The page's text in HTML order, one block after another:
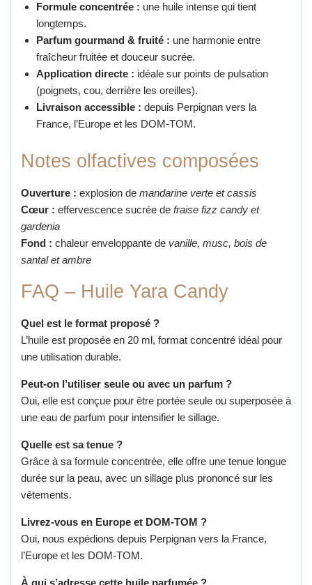
Formule concentrée : une huile intense qui tient
longtemps.
Parfum gourmand & fruité : une harmonie entre
fraîcheur fruitée et douceur sucrée.
Application directe : idéale sur points de pulsation
(poignets, cou, derrière les oreilles).
Livraison accessible : depuis Perpignan vers la
France, l’Europe et les DOM-TOM.
Notes olfactives composées
Ouverture : explosion de mandarine verte et cassis
Cœur : effervescence sucrée de fraise fizz candy et
gardenia
Fond : chaleur enveloppante de vanille, musc, bois de
santal et ambre
FAQ – Huile Yara Candy
Quel est le format proposé ?
L’huile est proposée en 20 ml, format concentré idéal pour
une utilisation durable.
Peut-on l’utiliser seule ou avec un parfum ?
Oui, elle est conçue pour être portée seule ou superposée à
une eau de parfum pour intensifier le sillage.
Quelle est sa tenue ?
Grâce à sa formule concentrée, elle offre une tenue longue
durée sur la peau, avec un sillage plus prononcé sur les
vêtements.
Livrez-vous en Europe et DOM-TOM ?
Oui, nous expédions depuis Perpignan vers la France,
l’Europe et les DOM-TOM.
À qui s’adresse cette huile parfumée ?